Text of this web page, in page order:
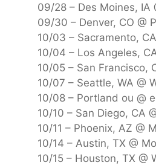
09/28 – Des Moines, IA
09/30 – Denver, CO @
10/03 – Sacramento,
10/04 – Los Angeles,
10/05 – San Francisco,
10/07 – Seattle, WA @
10/08 – Portland ou @
10/10 – San Diego, CA
10/11 – Phoenix, AZ @
10/14 – Austin, TX @
10/15 – Houston, TX @